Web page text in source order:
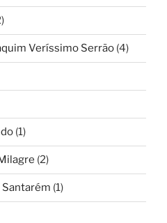
Veríssimo Serrão (4)
(1)
(2)
(1)